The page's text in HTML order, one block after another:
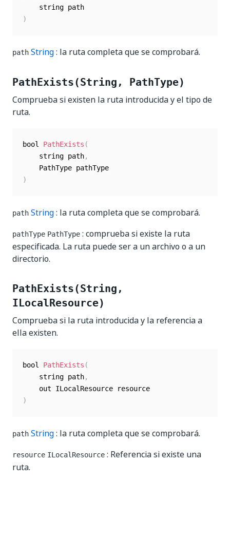
)
path String: la ruta completa que se comprobará.
PathExists(String, PathType)
Comprueba si existen la ruta introducida y el tipo de
ruta.
bool PathExists (
    string path
,
)
path String: la ruta completa que se comprobará.
pathType PathType : comprueba si existe la ruta
especificada. La ruta puede ser a un archivo o a un
directorio.
PathExists(String,
ILocalResource)
Comprueba si la ruta introducida y la referencia a
ella existen.
bool PathExists (
    string path
,
)
path String: la ruta completa que se comprobará.
resource ILocalResource : Referencia si existe una
ruta.